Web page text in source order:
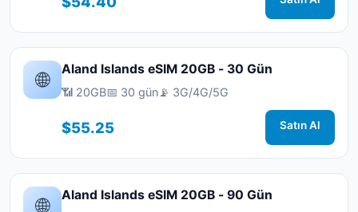
🌐 Aland Islands eSIM 20GB - 30 Gün
📶 20GB📅 30 gün📡 3G/4G/5G
$55.25 Satın Al
🌐 Aland Islands eSIM 20GB - 90 Gün